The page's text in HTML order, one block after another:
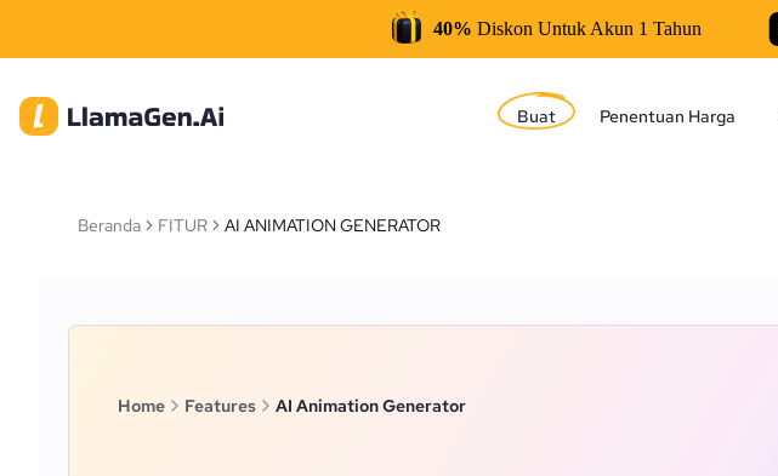
40% Diskon Untuk Akun 1 Tahun
Buat Penentuan Harga
Beranda FITUR AI ANIMATION GENERATOR
Home Features AI Animation Generator